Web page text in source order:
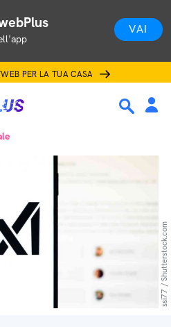
VAI
PER LA TUA CASA
ssi77 / Shutterstock.com